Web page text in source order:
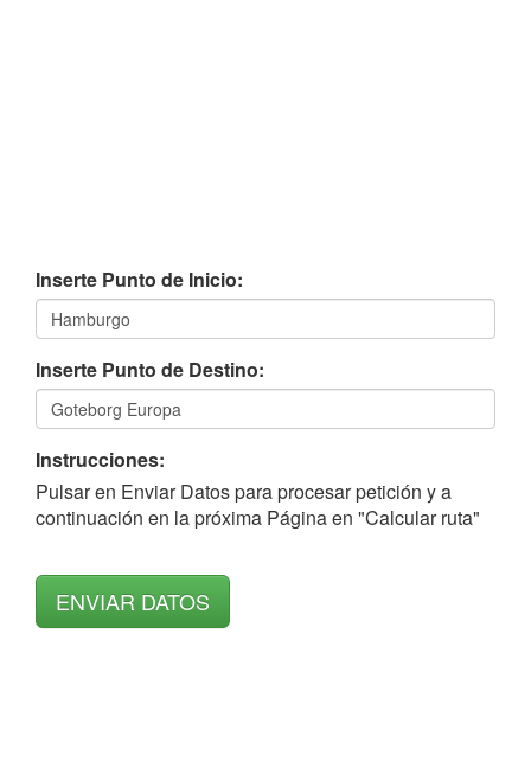
Inserte Punto de Inicio:
Inserte Punto de Destino:
Instrucciones:
Pulsar en Enviar Datos para procesar petición y a
continuación en la próxima Página en "Calcular ruta"